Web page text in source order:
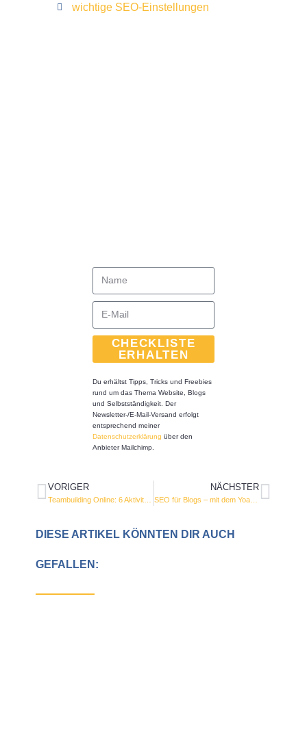
wichtige SEO-Einstellungen
CHECKLISTE
ERHALTEN
Du erhältst Tipps, Tricks und Freebies
rund um das Thema Website, Blogs
und Selbstständigkeit. Der
Newsletter-/E-Mail-Versand erfolgt
entsprechend meiner
Datenschutzerklärung über den
Anbieter Mailchimp.
VORIGER NÄCHSTER
SEO für Blogs – mit dem Yoast SEO Plugin
DIESE ARTIKEL KÖNNTEN DIR AUCH
GEFALLEN: